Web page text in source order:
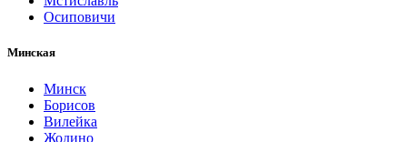
Осиповичи
Минская
Минск
Борисов
Вилейка
Жодино